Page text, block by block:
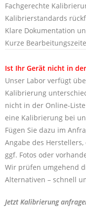
Fachgerechte
Kalibrierstandards
Klare Dokumentation
Kurze
Ist Ihr Gerät nicht in
Unser Labor verfügt
Kalibrierung
nicht in der Online-
eine Kalibrierung bei
Fügen Sie dazu im
Angabe des
ggf. Fotos oder
Wir prüfen umgehend
Alternativen – schnell
Jetzt Kalibrierung